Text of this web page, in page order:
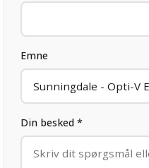
Emne
Din besked *